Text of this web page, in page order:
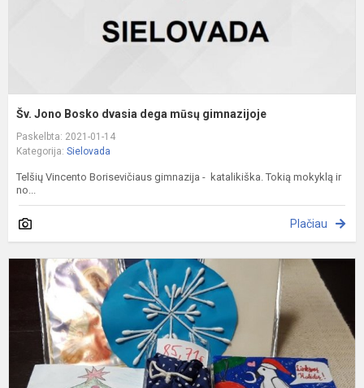
Šv. Jono Bosko dvasia dega mūsų gimnazijoje
Paskelbta: 2021-01-14
Kategorija: Sielovada
Telšių Vincento Borisevičiaus gimnazija - katalikiška. Tokią mokyklą ir
no...
Plačiau